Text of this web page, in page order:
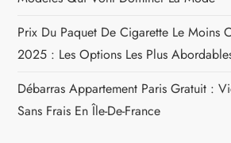
Prix Du Paquet De Cigarette Le Moins
2025 : Les Options Les Plus
Débarras Appartement Paris Gratuit :
Sans Frais En Île-De-France